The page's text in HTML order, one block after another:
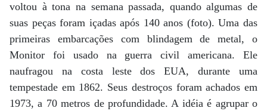
voltou à tona na semana passada, quando algumas de
suas peças foram içadas após 140 anos (foto). Uma das
primeiras embarcações com blindagem de metal, o
Monitor foi usado na guerra civil americana. Ele
naufragou na costa leste dos EUA, durante uma
tempestade em 1862. Seus destroços foram achados em
1973, a 70 metros de profundidade. A idéia é agrupar o